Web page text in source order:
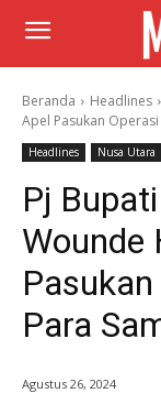
Beranda Headlines
Apel Pasukan
Headlines Nusa Utara
Pj
Wounde
Para
Agustus 26, 2024